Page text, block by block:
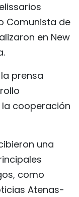
Comunista de
en New
prensa
cooperación
una
como
Atenas-